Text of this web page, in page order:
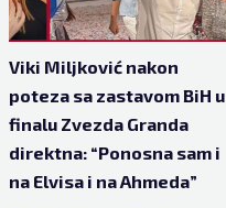
Viki Miljković nakon
poteza sa zastavom BiH u
finalu Zvezda Granda
direktna: “Ponosna sam i
na Elvisa i na Ahmeda”